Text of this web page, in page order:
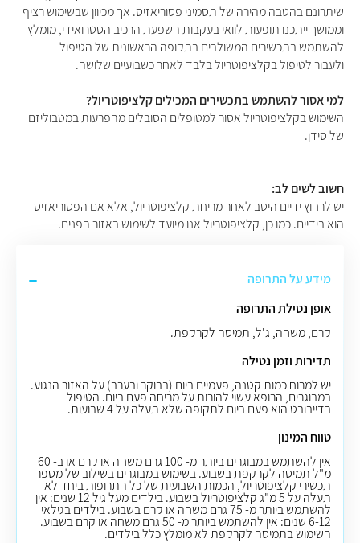
שיתרונם בהטבה מהירה של תסמיני פסוריאזיס. אך מכיוון שבשימוש רציף
וממושך ייתכנו תופעות לוואי בעקבות השפעת הרכיב הסטרואידי, מומלץ
להשתמש בתכשירים המשולבים בתקופה הראשונית של הטיפול
ולעבור לטיפול בקלציפוטריול בלבד לאחר כשבועיים שלושה.
למי אסור להשתמש בתכשירים המכילים קלציפוטריול?
השימוש בקלציפוטריול אסור למטופלים הסובלים מהפרעות במטבוליזם
של סידן.
חשוב לשים לב:
יש לרחוץ ידיים היטב לאחר מריחת קלציפוטריול, אלא אם הפסוריאזיס
הוא בידיים. כמו כן, קלציפוטריול אנו מיועד לשימוש באזור הפנים.
מידע על התרופה
אופן נטילת התרופה
קרם, משחה, ג'ל, תמיסה לקרקפת.
תדירות וזמן נטילה
יש למרוח כמות קטנה, פעמיים ביום (בבוקר ובערב) על האזור הנגוע.
במבוגרים, הרופא עשוי להורות על מריחה פעם ביום. הטיפול
בדייבובט הוא פעם ביום לתקופה שלא תעלה על 4 שבועות.
טווח המינון
אין להשתמש במבוגרים ביותר מ- 100 גרם משחה או קרם או ב- 60
מ"ל תמיסה לקרקפת בשבוע. בשימוש במבוגרים בשילוב של מספר
תכשירי קלציפוטריול, הכמות השבועית של כל התרופות ביחד לא
תעלה על 5 מ"ג קלציפוטריול בשבוע. בילדים מעל גיל 12 שנים: אין
להשתמש ביותר מ- 75 גרם משחה או קרם בשבוע. בילדים בגילאי
6-12 שנים: אין להשתמש ביותר מ- 50 גרם משחה או קרם בשבוע.
השימוש בתמיסה לקרקפת לא מומלץ כלל בילדים.